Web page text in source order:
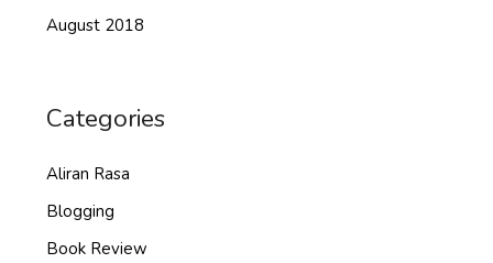
August 2018
Categories
Aliran Rasa
Blogging
Book Review